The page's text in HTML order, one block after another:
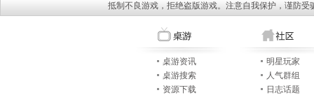
抵制不良游戏，拒绝盗版游戏。注意自我保护，谨防
桌游资讯
桌游搜索
资源下载
明星玩家
人气群组
日志话题